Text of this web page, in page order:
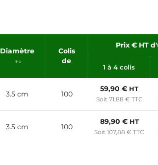
Diamètre
Colis
de
Prix € HT
1 à 4 colis
3.5 cm 100
59,90 € HT
Soit 71,88 € TTC
3.5 cm 100
89,90 € HT
Soit 107,88 € TTC